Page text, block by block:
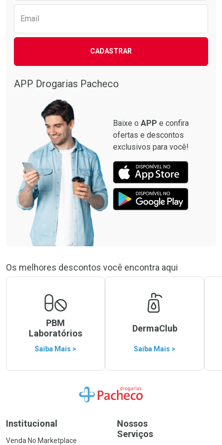
Email
CADASTRAR
APP Drogarias Pacheco
Baixe o APP e confira
ofertas e descontos
exclusivos para você!
Os melhores descontos você encontra aqui
PBM
Laboratórios
Saiba Mais >
DermaClub
Saiba Mais >
Ir para a Home
Institucional
Venda No Marketplace
Nossos
Serviços